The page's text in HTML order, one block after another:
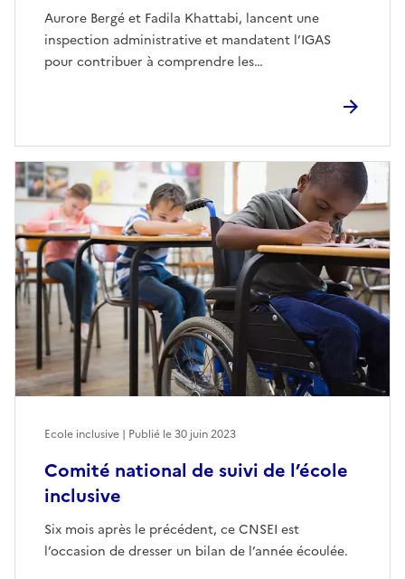
Aurore Bergé et Fadila Khattabi, lancent une
inspection administrative et mandatent l’IGAS
pour contribuer à comprendre les…
Comité national de suivi de l’école
inclusive
Six mois après le précédent, ce CNSEI est
l’occasion de dresser un bilan de l’année écoulée.
Ecole inclusive | Publié le30 juin 2023